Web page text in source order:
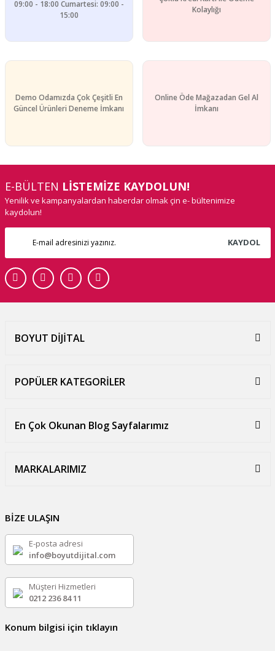
09:00 - 18:00 Cumartesi: 09:00 -
15:00
Kolaylığı
Demo Odamızda Çok Çeşitli En
Güncel Ürünleri Deneme İmkanı
Online Öde Mağazadan Gel Al
İmkanı
E-BÜLTEN LİSTEMİZE KAYDOLUN!
Yenilik ve kampanyalardan haberdar olmak çin e- bültenimize
kaydolun!
KAYDOL
BOYUT DİJİTAL
POPÜLER KATEGORİLER
En Çok Okunan Blog Sayfalarımız
MARKALARIMIZ
BİZE ULAŞIN
E-posta adresi
info@boyutdijital.com
Müşteri Hizmetleri
0212 236 84 11
Konum bilgisi için tıklayın